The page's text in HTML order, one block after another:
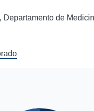
Departamento de